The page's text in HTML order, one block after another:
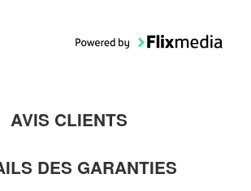
AVIS CLIENTS
DES GARANTIES